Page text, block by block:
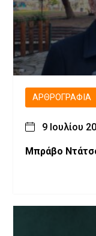
ΑΡΘΡΟΓΡΑΦΊΑ
9 Ιουλίου
Μπράβο